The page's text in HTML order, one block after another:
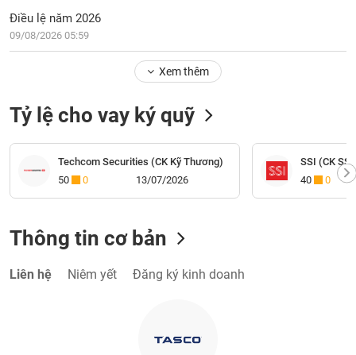
Điều lệ năm 2026
09/08/2026 05:59
Xem thêm
Tỷ lệ cho vay ký quỹ
Techcom Securities (CK Kỹ Thương)
50
0 13/07/2026
SSI (CK
40
0
Thông tin cơ bản
Liên hệ Niêm yết Đăng ký kinh doanh